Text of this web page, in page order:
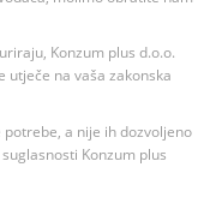
Konzum plus d.o.o.
utječe na vaša zakonska
a nije ih dozvoljeno
Konzum plus